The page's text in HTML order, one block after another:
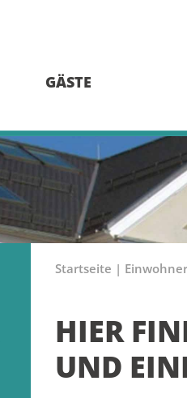
GÄSTE
Startseite | Einwohner
HIER
UND